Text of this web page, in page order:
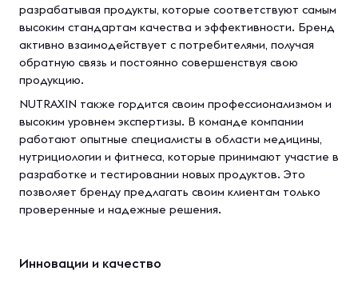
разрабатывая продукты, которые соответствуют самым
высоким стандартам качества и эффективности. Бренд
активно взаимодействует с потребителями, получая
обратную связь и постоянно совершенствуя свою
продукцию.
NUTRAXIN также гордится своим профессионализмом и
высоким уровнем экспертизы. В команде компании
работают опытные специалисты в области медицины,
нутрициологии и фитнеса, которые принимают участие в
разработке и тестировании новых продуктов. Это
позволяет бренду предлагать своим клиентам только
проверенные и надежные решения.
Инновации и качество